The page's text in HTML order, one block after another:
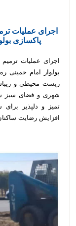
اجرای عملیات
پاکسازی
اجرای عملیات
بولوار امام خمینی
زیست‌ محیطی و
شهری و فضای سبز
تمیز و دلپذیر
افزایش رضایت